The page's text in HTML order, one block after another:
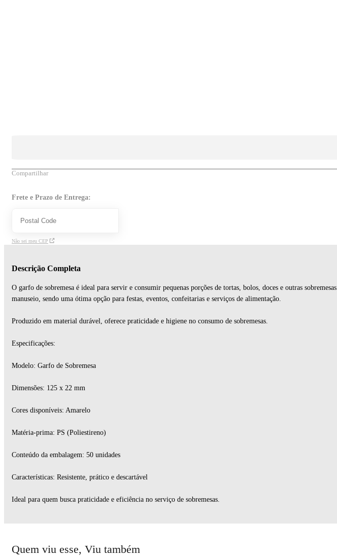
Compartilhar
Frete e Prazo de Entrega:
Não sei meu CEP
Descrição Completa
O garfo de sobremesa é ideal para servir e consumir pequenas porções de tortas, bolos, doces e outras
manuseio, sendo uma ótima opção para festas, eventos, confeitarias e serviços de alimentação.
Produzido em material durável, oferece praticidade e higiene no consumo de sobremesas.
Especificações:
Modelo: Garfo de Sobremesa
Dimensões: 125 x 22 mm
Cores disponíveis: Amarelo
Matéria-prima: PS (Poliestireno)
Conteúdo da embalagem: 50 unidades
Características: Resistente, prático e descartável
Ideal para quem busca praticidade e eficiência no serviço de sobremesas.
Quem viu esse, Viu também